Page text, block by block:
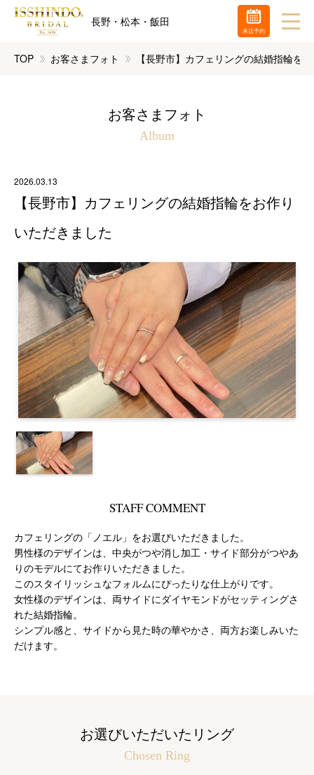
長野・松本・飯田
TOP お客さまフォト 【長野市】カフェリングの結婚指輪を
お客さまフォト
Album
2026.03.13
【長野市】カフェリングの結婚指輪をお作り
いただきました
STAFF COMMENT
カフェリングの「ノエル」をお選びいただきました。
男性様のデザインは、中央がつや消し加工・サイド部分がつやあ
りのモデルにてお作りいただきました。
このスタイリッシュなフォルムにぴったりな仕上がりです。
女性様のデザインは、両サイドにダイヤモンドがセッティングさ
れた結婚指輪。
シンプル感と、サイドから見た時の華やかさ、両方お楽しみいた
だけます。
お選びいただいたリング
Chosen Ring
来店予約